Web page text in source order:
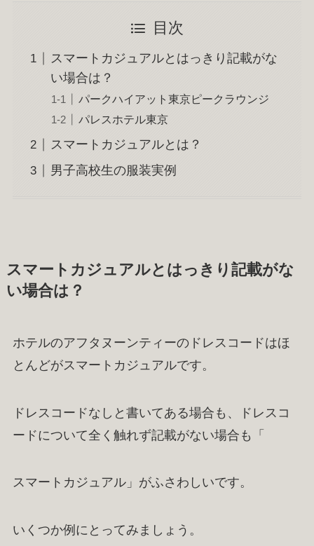
目次
スマートカジュアルとはっきり記載がな
い場合は？
パークハイアット東京ピークラウンジ
パレスホテル東京
スマートカジュアルとは？
男子高校生の服装実例
スマートカジュアルとはっきり記載がな
い場合は？
ホテルのアフタヌーンティーのドレスコードはほ
とんどがスマートカジュアルです。
ドレスコードなしと書いてある場合も、ドレスコ
ードについて全く触れず記載がない場合も「
スマートカジュアル」がふさわしいです。
いくつか例にとってみましょう。